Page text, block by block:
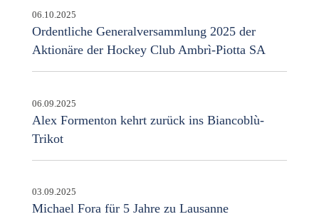
06.10.2025
Ordentliche Generalversammlung 2025 der
Aktionäre der Hockey Club Ambrì-Piotta SA
06.09.2025
Alex Formenton kehrt zurück ins Biancoblù-
Trikot
03.09.2025
Michael Fora für 5 Jahre zu Lausanne